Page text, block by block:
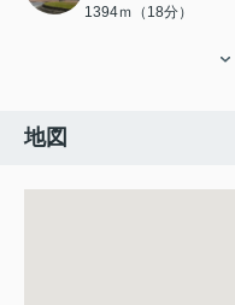
1394ｍ（18分）
地図